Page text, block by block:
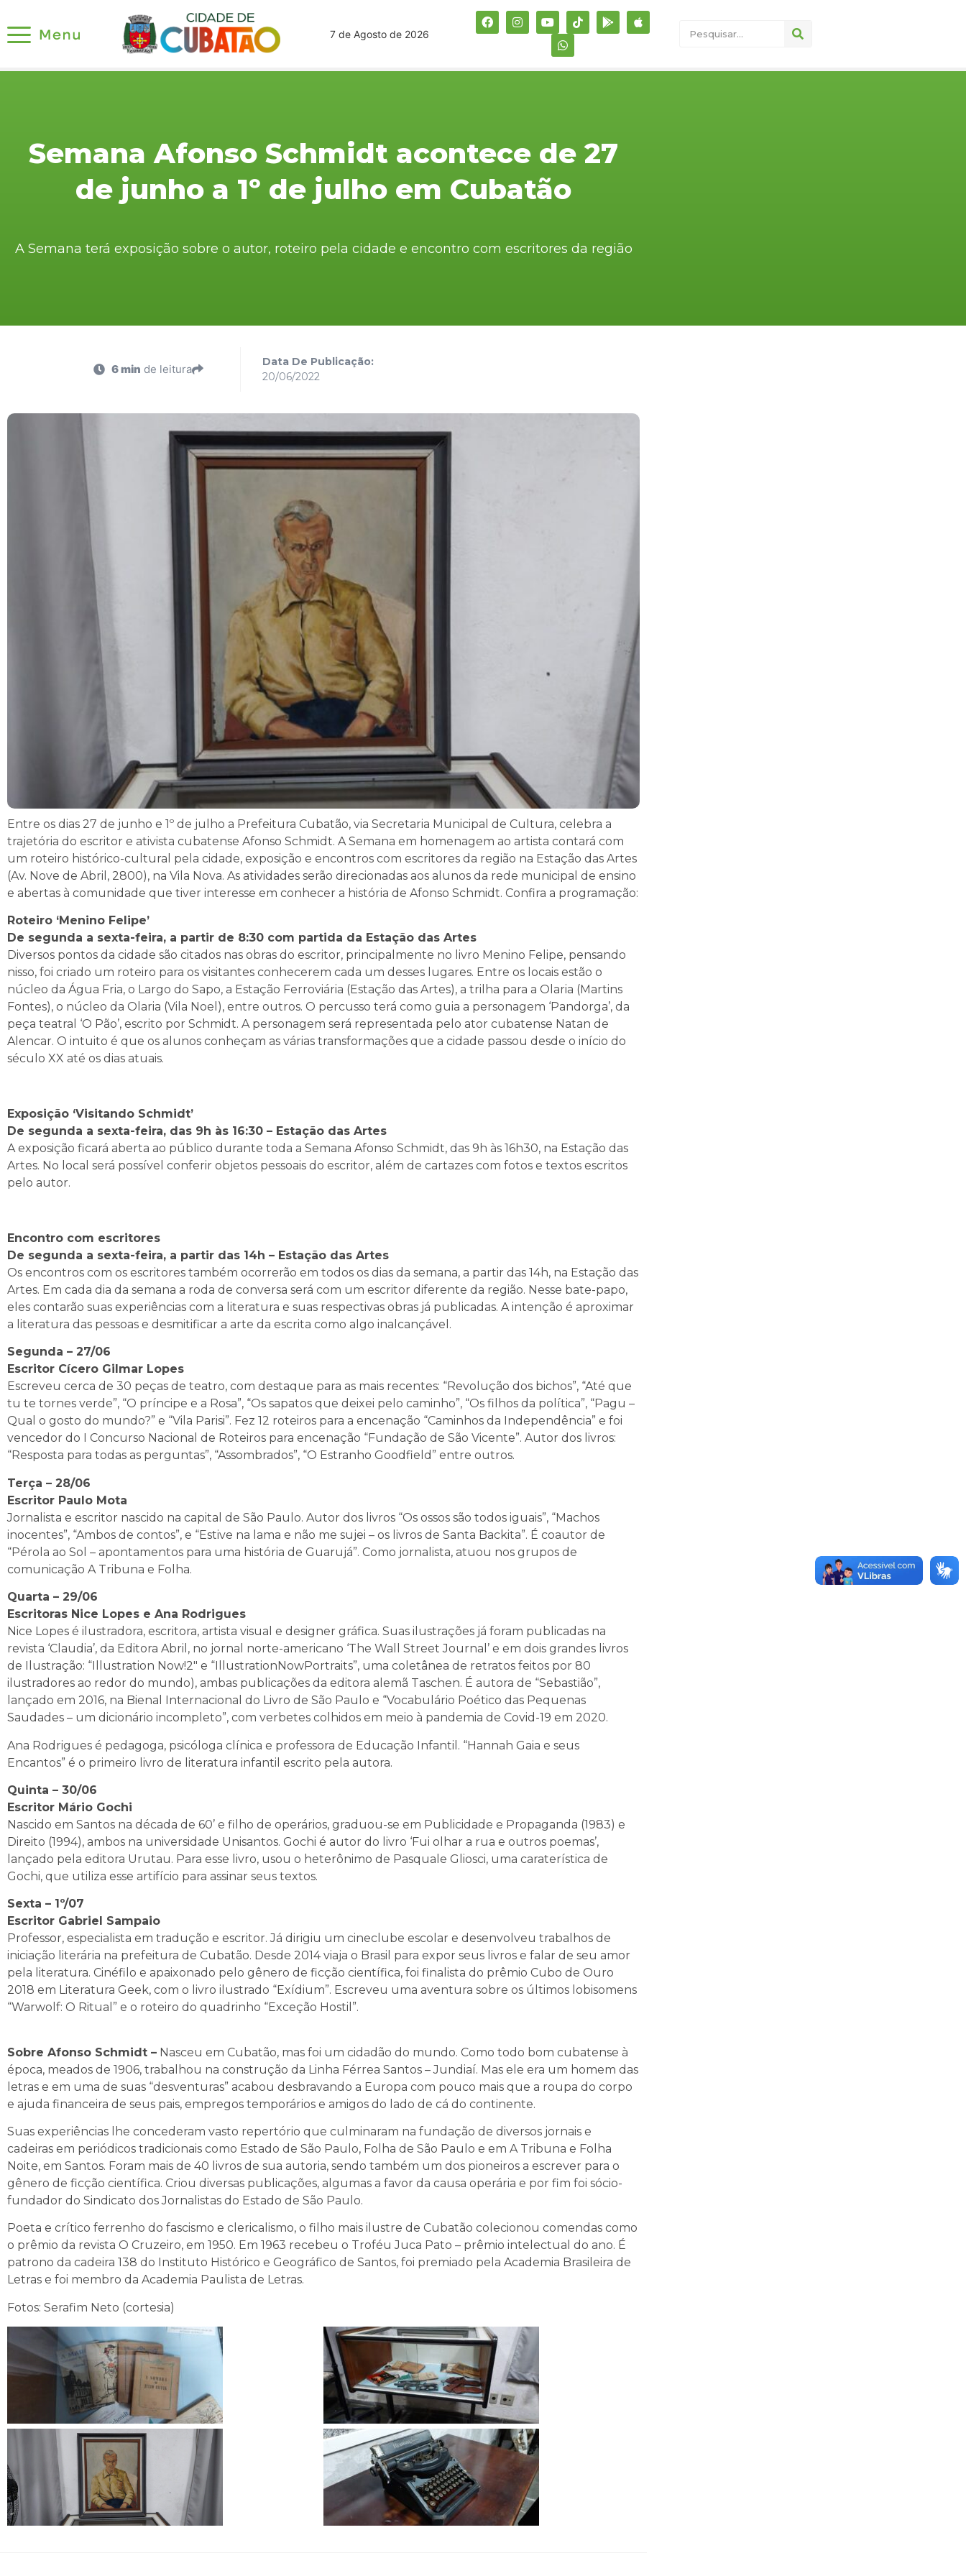
7 de Agosto de 2026
Semana Afonso Schmidt acontece de 27
de junho a 1º de julho em Cubatão
A Semana terá exposição sobre o autor, roteiro pela cidade e encontro com escritores da região
6 min de leitura
Data De Publicação:
20/06/2022
Entre os dias 27 de junho e 1º de julho a Prefeitura Cubatão, via Secretaria Municipal de Cultura, celebra a
trajetória do escritor e ativista cubatense Afonso Schmidt. A Semana em homenagem ao artista contará com
um roteiro histórico-cultural pela cidade, exposição e encontros com escritores da região na Estação das Artes
(Av. Nove de Abril, 2800), na Vila Nova. As atividades serão direcionadas aos alunos da rede municipal de ensino
e abertas à comunidade que tiver interesse em conhecer a história de Afonso Schmidt. Confira a programação:
Roteiro ‘Menino Felipe’
De segunda a sexta-feira, a partir de 8:30 com partida da Estação das Artes
Diversos pontos da cidade são citados nas obras do escritor, principalmente no livro Menino Felipe, pensando
nisso, foi criado um roteiro para os visitantes conhecerem cada um desses lugares. Entre os locais estão o
núcleo da Água Fria, o Largo do Sapo, a Estação Ferroviária (Estação das Artes), a trilha para a Olaria (Martins
Fontes), o núcleo da Olaria (Vila Noel), entre outros. O percusso terá como guia a personagem ‘Pandorga’, da
peça teatral ‘O Pão’, escrito por Schmidt. A personagem será representada pelo ator cubatense Natan de
Alencar. O intuito é que os alunos conheçam as várias transformações que a cidade passou desde o início do
século XX até os dias atuais.
Exposição ‘Visitando Schmidt’
De segunda a sexta-feira, das 9h às 16:30 – Estação das Artes
A exposição ficará aberta ao público durante toda a Semana Afonso Schmidt, das 9h às 16h30, na Estação das
Artes. No local será possível conferir objetos pessoais do escritor, além de cartazes com fotos e textos escritos
pelo autor.
Encontro com escritores
De segunda a sexta-feira, a partir das 14h – Estação das Artes
Os encontros com os escritores também ocorrerão em todos os dias da semana, a partir das 14h, na Estação das
Artes. Em cada dia da semana a roda de conversa será com um escritor diferente da região. Nesse bate-papo,
eles contarão suas experiências com a literatura e suas respectivas obras já publicadas. A intenção é aproximar
a literatura das pessoas e desmitificar a arte da escrita como algo inalcançável.
Segunda – 27/06
Escritor Cícero Gilmar Lopes
Escreveu cerca de 30 peças de teatro, com destaque para as mais recentes: “Revolução dos bichos”, “Até que
tu te tornes verde”, “O príncipe e a Rosa”, “Os sapatos que deixei pelo caminho”, “Os filhos da política”, “Pagu –
Qual o gosto do mundo?” e “Vila Parisi”. Fez 12 roteiros para a encenação “Caminhos da Independência” e foi
vencedor do I Concurso Nacional de Roteiros para encenação “Fundação de São Vicente”. Autor dos livros:
“Resposta para todas as perguntas”, “Assombrados”, “O Estranho Goodfield” entre outros.
Terça – 28/06
Escritor Paulo Mota
Jornalista e escritor nascido na capital de São Paulo. Autor dos livros “Os ossos são todos iguais”, “Machos
inocentes”, “Ambos de contos”, e “Estive na lama e não me sujei – os livros de Santa Backita”. É coautor de
“Pérola ao Sol – apontamentos para uma história de Guarujá”. Como jornalista, atuou nos grupos de
comunicação A Tribuna e Folha.
Quarta – 29/06
Escritoras Nice Lopes e Ana Rodrigues
Nice Lopes é ilustradora, escritora, artista visual e designer gráfica. Suas ilustrações já foram publicadas na
revista ‘Claudia’, da Editora Abril, no jornal norte-americano ‘The Wall Street Journal’ e em dois grandes livros
de Ilustração: “Illustration Now!2″ e “IllustrationNowPortraits”, uma coletânea de retratos feitos por 80
ilustradores ao redor do mundo), ambas publicações da editora alemã Taschen. É autora de “Sebastião”,
lançado em 2016, na Bienal Internacional do Livro de São Paulo e “Vocabulário Poético das Pequenas
Saudades – um dicionário incompleto”, com verbetes colhidos em meio à pandemia de Covid-19 em 2020.
Ana Rodrigues é pedagoga, psicóloga clínica e professora de Educação Infantil. “Hannah Gaia e seus
Encantos” é o primeiro livro de literatura infantil escrito pela autora.
Quinta – 30/06
Escritor Mário Gochi
Nascido em Santos na década de 60’ e filho de operários, graduou-se em Publicidade e Propaganda (1983) e
Direito (1994), ambos na universidade Unisantos. Gochi é autor do livro ‘Fui olhar a rua e outros poemas’,
lançado pela editora Urutau. Para esse livro, usou o heterônimo de Pasquale Gliosci, uma caraterística de
Gochi, que utiliza esse artifício para assinar seus textos.
Sexta – 1º/07
Escritor Gabriel Sampaio
Professor, especialista em tradução e escritor. Já dirigiu um cineclube escolar e desenvolveu trabalhos de
iniciação literária na prefeitura de Cubatão. Desde 2014 viaja o Brasil para expor seus livros e falar de seu amor
pela literatura. Cinéfilo e apaixonado pelo gênero de ficção científica, foi finalista do prêmio Cubo de Ouro
2018 em Literatura Geek, com o livro ilustrado “Exídium”. Escreveu uma aventura sobre os últimos lobisomens
“Warwolf: O Ritual” e o roteiro do quadrinho “Exceção Hostil”.
Sobre Afonso Schmidt – Nasceu em Cubatão, mas foi um cidadão do mundo. Como todo bom cubatense à
época, meados de 1906, trabalhou na construção da Linha Férrea Santos – Jundiaí. Mas ele era um homem das
letras e em uma de suas “desventuras” acabou desbravando a Europa com pouco mais que a roupa do corpo
e ajuda financeira de seus pais, empregos temporários e amigos do lado de cá do continente.
Suas experiências lhe concederam vasto repertório que culminaram na fundação de diversos jornais e
cadeiras em periódicos tradicionais como Estado de São Paulo, Folha de São Paulo e em A Tribuna e Folha
Noite, em Santos. Foram mais de 40 livros de sua autoria, sendo também um dos pioneiros a escrever para o
gênero de ficção científica. Criou diversas publicações, algumas a favor da causa operária e por fim foi sócio-
fundador do Sindicato dos Jornalistas do Estado de São Paulo.
Poeta e crítico ferrenho do fascismo e clericalismo, o filho mais ilustre de Cubatão colecionou comendas como
o prêmio da revista O Cruzeiro, em 1950. Em 1963 recebeu o Troféu Juca Pato – prêmio intelectual do ano. É
patrono da cadeira 138 do Instituto Histórico e Geográfico de Santos, foi premiado pela Academia Brasileira de
Letras e foi membro da Academia Paulista de Letras.
Fotos: Serafim Neto (cortesia)